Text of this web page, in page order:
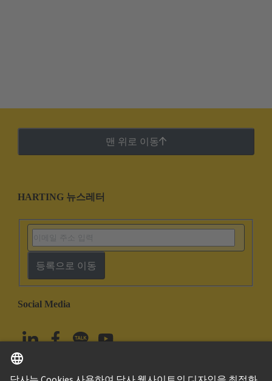
맨 위로 이동
HARTING 뉴스레터
등록으로 이동
Social Media